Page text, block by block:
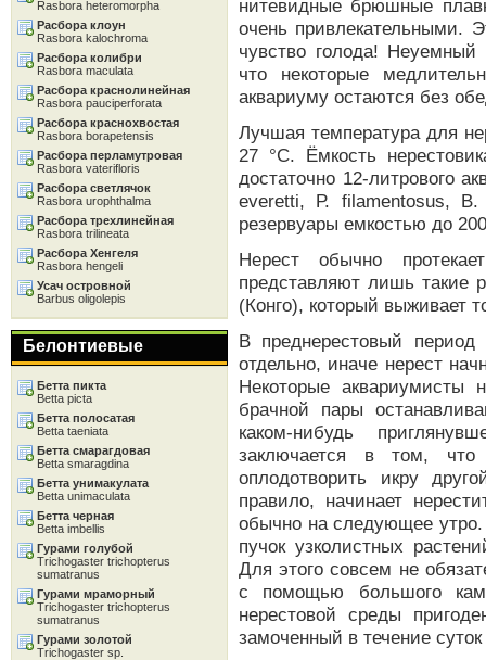
нитевидные брюшные
очень привлекательными.
чувство голода! Неуемный
что некоторые
аквариуму остаются без
Лучшая температура для
27 °С. Ёмкость
достаточно 12-литрового
everetti, Р. filamentosus,
резервуары емкостью до
Нерест обычно
представляют лишь такие
(Конго), который выживает
В преднерестовый
отдельно, иначе нерест
Некоторые
брачной пары
каком-нибудь
заключается в том,
оплодотворить икру
правило, начинает
обычно на следующее
пучок узколистных
Для этого совсем не
с помощью большого
нерестовой среды
замоченный в течение
Rasbora heteromorpha
Расбора клоун
Rasbora kalochroma
Расбора колибри
Rasbora maculata
Расбора краснолинейная
Rasbora pauciperforata
Расбора краснохвостая
Rasbora borapetensis
Расбора перламутровая
Rasbora vaterifloris
Расбора светлячок
Rasbora urophthalma
Расбора трехлинейная
Rasbora trilineata
Расбора Хенгеля
Rasbora hengeli
Усач островной
Barbus oligolepis
Белонтиевые
Бетта пикта
Betta picta
Бетта полосатая
Betta taeniata
Бетта смарагдовая
Betta smaragdina
Бетта унимакулата
Betta unimaculata
Бетта черная
Betta imbellis
Гурами голубой
Trichogaster trichopterus
sumatranus
Гурами мраморный
Trichogaster trichopterus
sumatranus
Гурами золотой
Trichogaster sp.